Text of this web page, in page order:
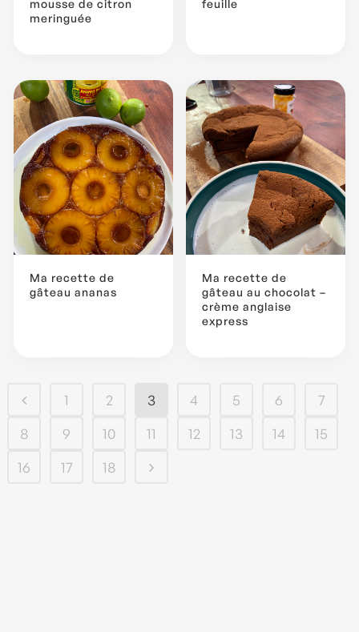
mousse de citron
meringuée
feuille
Ma recette de
gâteau ananas
Ma recette de
gâteau au chocolat –
crème anglaise
express
1 2 3 4 5 6
7
8
9 10 11 12 13 14
15
16
17 18